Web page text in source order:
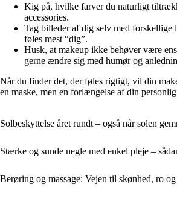
Kig på, hvilke farver du naturligt
accessories.
Tag billeder af dig selv med forskellige
føles mest “dig”.
Husk, at makeup ikke behøver være
gerne ændre sig med humør og
Når du finder det, der føles rigtigt, vil din
en maske, men en forlængelse af din
Solbeskyttelse året rundt – også når solen
Stærke og sunde negle med enkel pleje –
Berøring og massage: Vejen til skønhed, ro